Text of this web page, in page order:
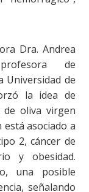
Dra. Andrea
de
Universidad de
la idea de
oliva virgen
asociado a
2, cáncer de
y obesidad.
una posible
señalando